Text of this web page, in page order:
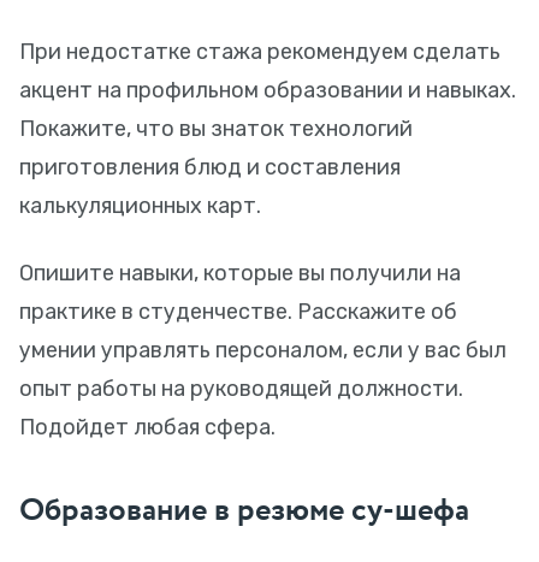
При недостатке стажа рекомендуем сделать
акцент на профильном образовании и навыках.
Покажите, что вы знаток технологий
приготовления блюд и составления
калькуляционных карт.
Опишите навыки, которые вы получили на
практике в студенчестве. Расскажите об
умении управлять персоналом, если у вас был
опыт работы на руководящей должности.
Подойдет любая сфера.
Образование в резюме су-шефа